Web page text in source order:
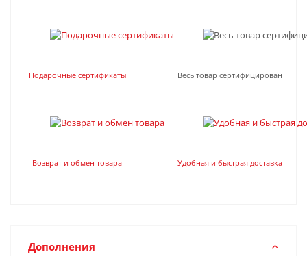
Подарочные сертификаты Весь товар сертифицирован
Возврат и обмен товара Удобная и быстрая доставка
Дополнения